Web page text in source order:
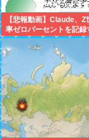
【悲報動画】Claude、Z
率ゼロパーセントを記録